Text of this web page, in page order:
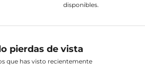
disponibles.
pierdas de vista
que has visto recientemente